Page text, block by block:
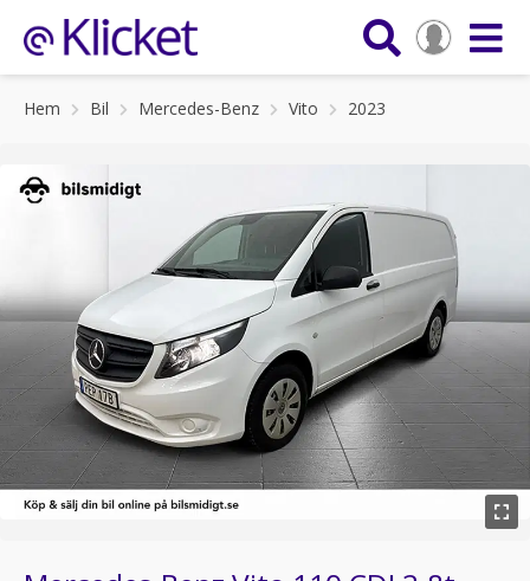
Hem Bil Mercedes-Benz Vito 2023